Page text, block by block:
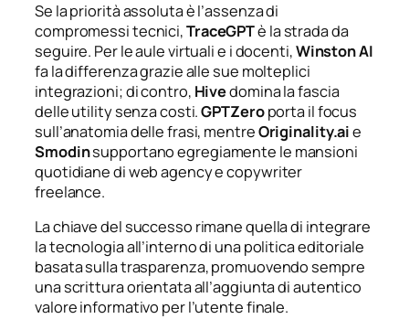
Se la priorità assoluta è l’assenza di
compromessi tecnici,TraceGPTè la strada da
seguire. Per le aule virtuali e i docenti,Winston AI
fa la differenza grazie alle sue molteplici
integrazioni; di contro, Hivedomina la fascia
delle utility senza costi.GPTZeroporta il focus
sull’anatomia delle frasi, mentreOriginality.aie
Smodinsupportano egregiamente le mansioni
quotidiane di web agency e copywriter
freelance.
La chiave del successo rimane quella di integrare
la tecnologia all’interno di una politica editoriale
basata sulla trasparenza, promuovendo sempre
una scrittura orientata all’aggiunta di autentico
valore informativo per l’utente finale.